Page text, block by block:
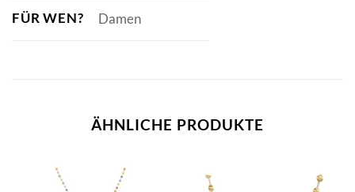
FÜR WEN? Damen
ÄHNLICHE PRODUKTE